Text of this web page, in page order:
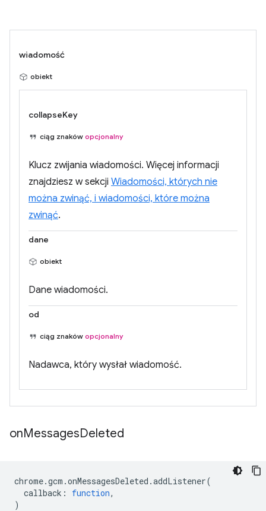
wiadomość
obiekt
collapseKey
ciąg znaków opcjonalny
Klucz zwijania wiadomości. Więcej informacji
znajdziesz w sekcji Wiadomości, których nie
można zwinąć, i wiadomości, które można
zwinąć.
dane
obiekt
Dane wiadomości.
od
ciąg znaków opcjonalny
Nadawca, który wysłał wiadomość.
onMessagesDeleted
chrome.gcm .onMessagesDeleted .addListener(
callback : function,
)